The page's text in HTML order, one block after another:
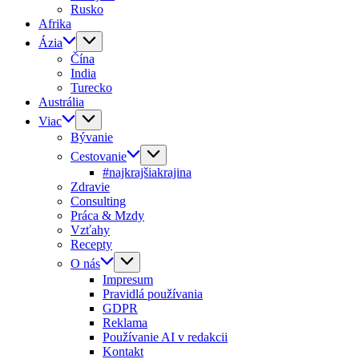
Rusko
Afrika
Ázia
Čína
India
Turecko
Austrália
Viac
Bývanie
Cestovanie
#najkrajšiakrajina
Zdravie
Consulting
Práca & Mzdy
Vzťahy
Recepty
O nás
Impresum
Pravidlá používania
GDPR
Reklama
Používanie AI v redakcii
Kontakt